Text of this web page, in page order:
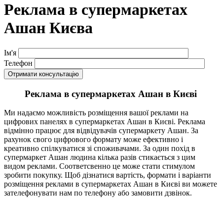
Реклама в супермаркетах
Ашан Києва
Ім'я
Телефон
Реклама в супермаркетах Ашан в Києві
Ми надаємо можливість розміщення вашої реклами на
цифрових панелях в супермаркетах Ашан в Києві. Реклама
відмінно працює для відвідувачів супермаркету Ашан. За
рахунок свого цифрового формату може ефективно і
креативно спілкуватися зі споживачами. За один похід в
супермаркет Ашан людина кілька разів стикається з цим
видом реклами. Соответсвенно це може стати стимулом
зробити покупку. Щоб дізнатися вартість, формати і варіанти
розміщення реклами в супермаркетах Ашан в Києві ви можете
зателефонувати нам по телефону або замовити дзвінок.